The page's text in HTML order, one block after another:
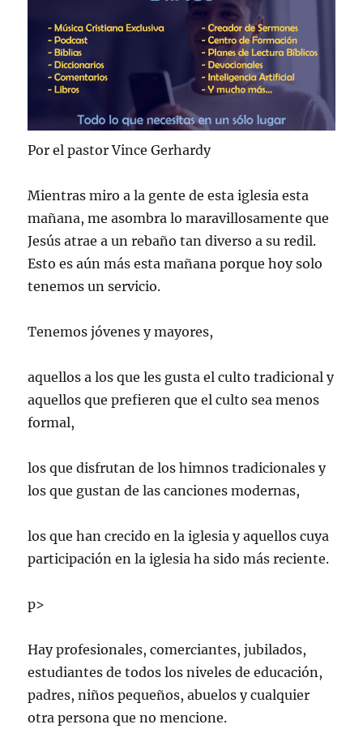
Por el pastor Vince Gerhardy
Mientras miro a la gente de esta iglesia esta
mañana, me asombra lo maravillosamente que
Jesús atrae a un rebaño tan diverso a su redil.
Esto es aún más esta mañana porque hoy solo
tenemos un servicio.
Tenemos jóvenes y mayores,
aquellos a los que les gusta el culto tradicional y
aquellos que prefieren que el culto sea menos
formal,
los que disfrutan de los himnos tradicionales y
los que gustan de las canciones modernas,
los que han crecido en la iglesia y aquellos cuya
participación en la iglesia ha sido más reciente.
p>
Hay profesionales, comerciantes, jubilados,
estudiantes de todos los niveles de educación,
padres, niños pequeños, abuelos y cualquier
otra persona que no mencione.